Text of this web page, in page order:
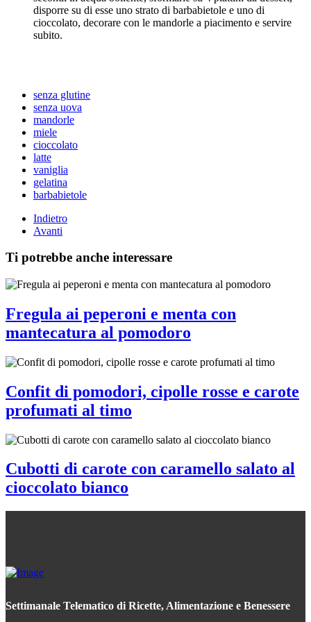
disporre su di esse uno strato di barbabietole e uno di
cioccolato, decorare con le mandorle a piacimento e servire
subito.
senza glutine
senza uova
mandorle
miele
cioccolato
latte
vaniglia
gelatina
barbabietole
Indietro
Avanti
Ti potrebbe anche interessare
Fregula ai peperoni e menta con
mantecatura al pomodoro
Confit di pomodori, cipolle rosse e carote
profumati al timo
Cubotti di carote con caramello salato al
cioccolato bianco
Settimanale Telematico di Ricette, Alimentazione e Benessere